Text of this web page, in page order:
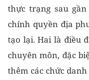
thực trạng sau
chính quyền địa
tạo lại. Hai là điều
chuyên môn, đặc
thêm các chức